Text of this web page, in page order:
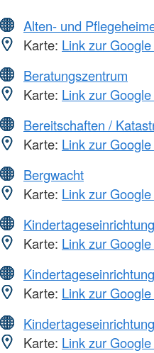
Alten- und
Karte: Link zur
Beratungszentrum
Karte: Link zur
Bereitschaften /
Karte: Link zur
Bergwacht
Karte: Link zur
Kindertageseinrichtung
Karte: Link zur
Kindertageseinrichtung
Karte: Link zur
Kindertageseinrichtung
Karte: Link zur